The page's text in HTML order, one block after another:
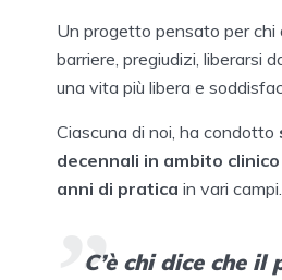
Un progetto pensato per
barriere, pregiudizi, liberarsi
una vita più libera e
Ciascuna di noi, ha condotto
decennali in ambito clinico
anni di pratica in vari campi.
C’è chi dice che il